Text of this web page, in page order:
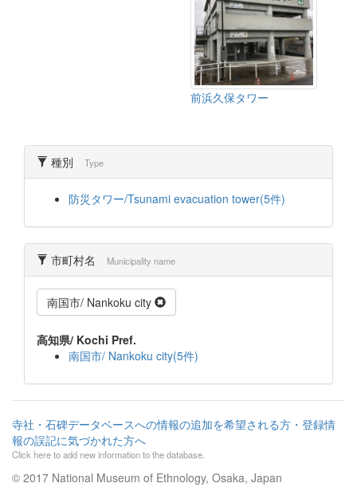
前浜久保タワー
種別 Type
防災タワー/Tsunami evacuation tower(5件)
市町村名 Municipality name
南国市/ Nankoku city
高知県/ Kochi Pref.
南国市/ Nankoku city(5件)
寺社・石碑データベースへの情報の追加を希望される方・登録情
報の誤記に気づかれた方へ
Click here to add new information to the database.
© 2017 National Museum of Ethnology, Osaka, Japan